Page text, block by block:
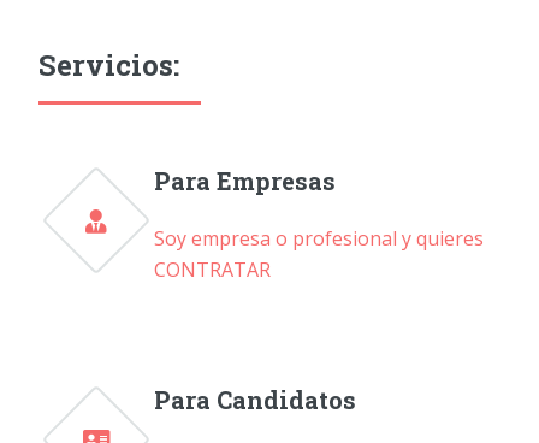
Servicios:
Para Empresas
Soy empresa o profesional y quieres
CONTRATAR
Para Candidatos